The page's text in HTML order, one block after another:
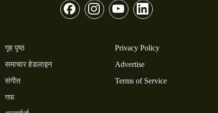
गृह पृष्ठ
समाचार हेडलाइन
संगीत
गफ
Privacy Policy
Advertise
Terms of Service